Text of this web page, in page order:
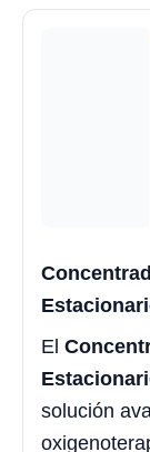
El
solución